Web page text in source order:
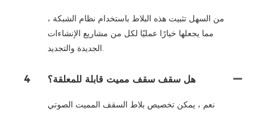
من السهل تثبيت هذه البلاط باستخدام نظام الشبكة ،
مما يجعلها خيارًا عمليًا لكل من مشاريع الإنشاءات
الجديدة والتجديد.
4 هل سقف سقف مميت قابلة للمعلقة؟
نعم ، يمكن تخصيص بلاط السقف المميت الصوتي